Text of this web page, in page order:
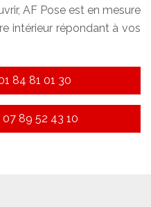
AF Pose est en mesure
intérieur répondant à vos
84 81 01 30
07 89 52 43 10